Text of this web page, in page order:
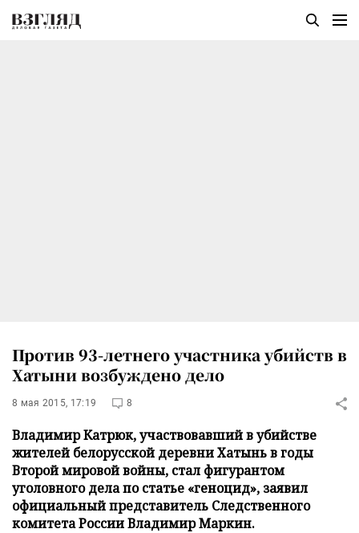
Против 93-летнего участника убийств в
Хатыни возбуждено дело
8 мая 2015, 17:19 8
Владимир Катрюк, участвовавший в убийстве
жителей белорусской деревни Хатынь в годы
Второй мировой войны, стал фигурантом
уголовного дела по статье «геноцид», заявил
официальный представитель Следственного
комитета России Владимир Маркин.